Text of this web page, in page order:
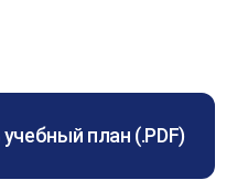
сестринской
план (.PDF)